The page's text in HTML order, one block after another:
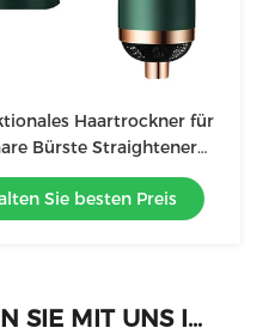
Haartrockner für
Bürste Straightener
Sie besten Preis
TRETEN SIE MIT UNS IN VERBINDUNG